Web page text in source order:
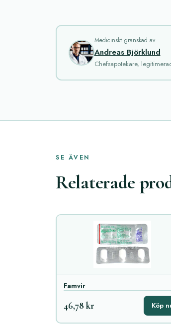
Medicinskt granskad av
Andreas Björklund
Chefsapotekare,
SE ÄVEN
Relaterade
Famvir
46,78 kr Köp